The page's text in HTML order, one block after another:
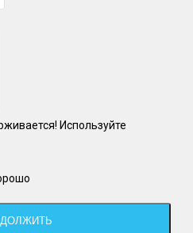
Используйте